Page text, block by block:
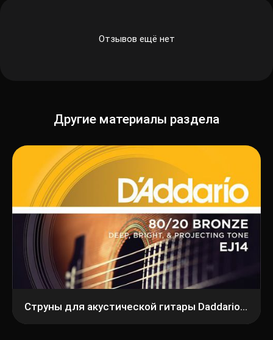
Отзывов ещё нет
Другие материалы раздела
Струны для акустической гитары Daddario 12-56 EJ14 Bronze 80/20